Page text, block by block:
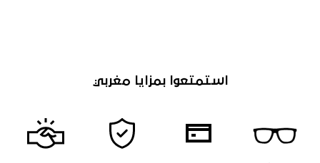
استمتعوا بمزايا مغربي